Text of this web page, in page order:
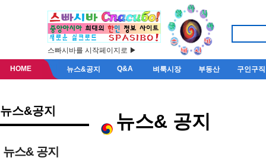
스빠시바를 시작페이지로 ▶
HOME 뉴스&공지 Q&A 벼룩시장 부동산 구인구직
뉴스&공지
뉴스& 공지
뉴스& 공지